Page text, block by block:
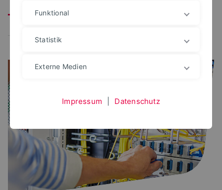
Funktional
Statistik
Externe Medien
Impressum Datenschutz